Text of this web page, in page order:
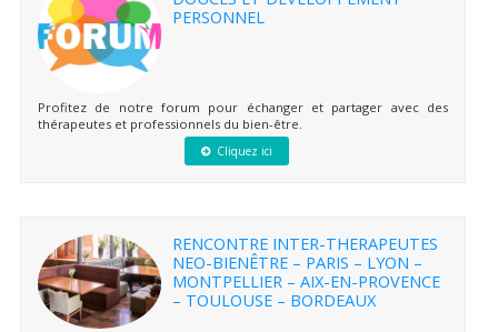
PERSONNEL
Profitez de notre forum pour échanger et partager avec des
thérapeutes et professionnels du bien-être.
Cliquez ici
RENCONTRE INTER-THERAPEUTES
NEO-BIENÊTRE – PARIS – LYON –
MONTPELLIER – AIX-EN-PROVENCE
– TOULOUSE – BORDEAUX